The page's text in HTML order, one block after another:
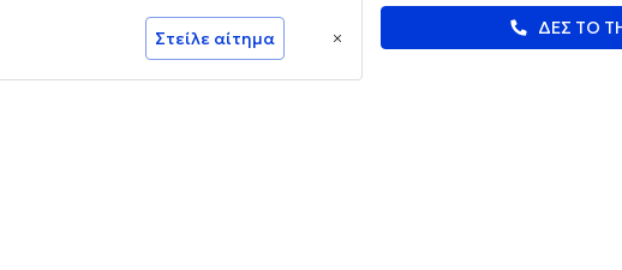
ΔΕΣ ΤΟ
Στείλε αίτημα